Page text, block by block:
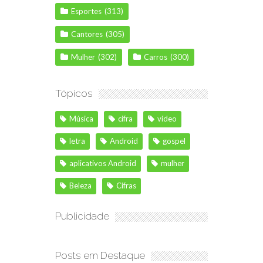
Esportes (313)
Cantores (305)
Mulher (302) Carros (300)
Tópicos
Música cifra vídeo
letra Android gospel
aplicativos Android mulher
Beleza Cifras
Publicidade
Posts em Destaque